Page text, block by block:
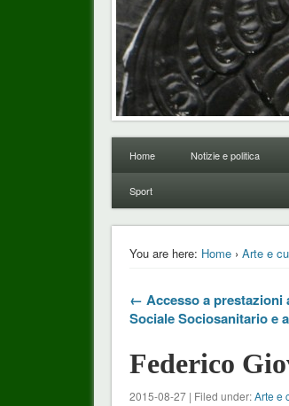
Home Notizie e politica
Sport
You are here: Home› Arte e
← Accesso a prestazioni
Sociale Sociosanitario e
Federico
2015-08-27 | Filed under:Arte e